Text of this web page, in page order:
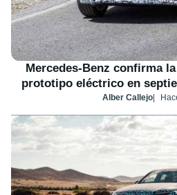
Mercedes-Benz confirma
prototipo eléctrico en
Alber Callejo